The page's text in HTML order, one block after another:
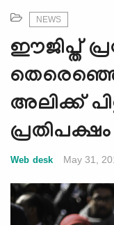
v
i
g
t
o
n
NEWS
ഈജിപ്ത്
അലിക്ക്
പ്രതിപക്ഷം
Web desk May 31,